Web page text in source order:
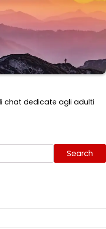
chat dedicate agli adulti
Search